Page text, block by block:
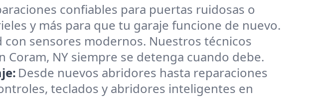
confiables para puertas ruidosas o
y más para que tu garaje funcione de nuevo.
con sensores modernos. Nuestros técnicos
NY siempre se detenga cuando debe.
Desde nuevos abridores hasta reparaciones
teclados y abridores inteligentes en